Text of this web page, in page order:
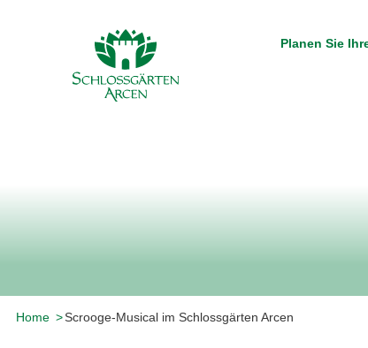
Planen Sie
Home Scrooge-Musical im Schlossgärten Arcen